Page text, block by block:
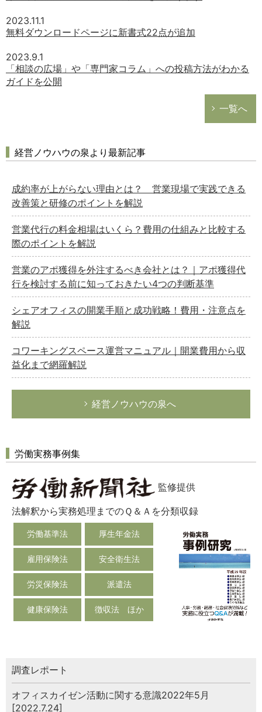
2023.11.1
無料ダウンロードページに新書式22点が追加
2023.9.1
「相談の広場」や「専門家コラム」への投稿方法がわかる
ガイドを公開
一覧へ
経営ノウハウの泉より最新記事
成約率が上がらない理由とは？ 営業現場で実践できる
改善策と研修のポイントを解説
営業代行の料金相場はいくら？費用の仕組みと比較する
際のポイントを解説
営業のアポ獲得を外注するべき会社とは？｜アポ獲得代
行を検討する前に知っておきたい4つの判断基準
シェアオフィスの開業手順と成功戦略！費用・注意点を
解説
コワーキングスペース運営マニュアル｜開業費用から収
益化まで網羅解説
経営ノウハウの泉へ
労働実務事例集
監修提供
法解釈から実務処理までのＱ＆Ａを分類収録
労働基準法 厚生年金法
雇用保険法 安全衛生法
労災保険法 派遣法
健康保険法 徴収法 ほか
調査レポート
オフィスカイゼン活動に関する意識2022年5月
[2022.7.24]